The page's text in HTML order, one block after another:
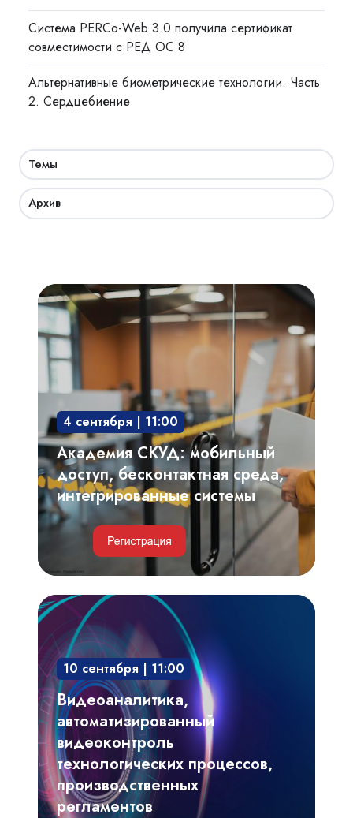
Система PERCo-Web 3.0 получила сертификат
совместимости с РЕД ОС 8
Альтернативные биометрические технологии. Часть
2. Сердцебиение
Темы
Архив
Академия
СКУД:
мобильный
доступ,
бесконтактная
интегрированные
системы
4 сентября | 11:00
Академия СКУД: мобильный
доступ, бесконтактная среда,
интегрированные системы
Видеоаналитика,
автоматизированный
видеоконтроль
технологических
процессов,
производственных
регламентов
10 сентября | 11:00
Видеоаналитика,
автоматизированный
видеоконтроль
технологических процессов,
производственных
регламентов